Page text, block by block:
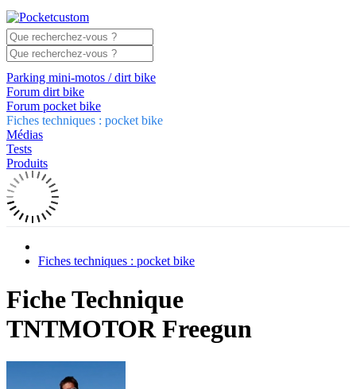
Parking mini-motos / dirt bike
Forum dirt bike
Forum pocket bike
Fiches techniques : pocket bike
Médias
Tests
Produits
Fiches techniques : pocket bike
Fiche Technique
TNTMOTOR Freegun